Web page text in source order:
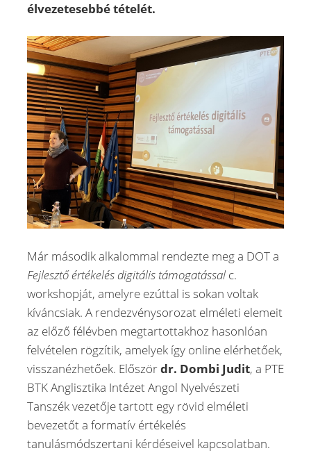
élvezetesebbé tételét.
Már második alkalommal rendezte meg a DOT a
Fejlesztő értékelés digitális támogatással c.
workshopját, amelyre ezúttal is sokan voltak
kíváncsiak. A rendezvénysorozat elméleti elemeit
az előző félévben megtartottakhoz hasonlóan
felvételen rögzítik, amelyek így online elérhetőek,
visszanézhetőek. Előszördr. Dombi Judit, a PTE
BTK Anglisztika Intézet Angol Nyelvészeti
Tanszék vezetője tartott egy rövid elméleti
bevezetőt a formatív értékelés
tanulásmódszertani kérdéseivel kapcsolatban.